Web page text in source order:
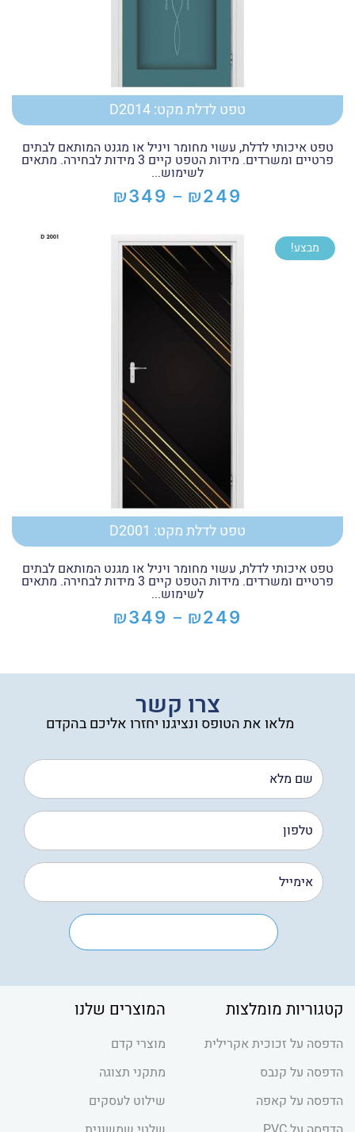
טפט לדלת מקט: D2014
טפט איכותי לדלת, עשוי מחומר ויניל או מגנט המותאם לבתים
פרטיים ומשרדים. מידות הטפט קיים 3 מידות לבחירה. מתאים
לשימוש...
₪249
–
₪349טווח
עד
⁦₪349⁩
מבצע!
טפט לדלת מקט: D2001
טפט איכותי לדלת, עשוי מחומר ויניל או מגנט המותאם לבתים
פרטיים ומשרדים. מידות הטפט קיים 3 מידות לבחירה. מתאים
לשימוש...
₪249
–
₪349טווח
עד
צרו קשר
מלאו את הטופס ונציגנו יחזרו אליכם בהקדם
קטגוריות מומלצות
הדפסה על זכוכית אקרילית
הדפסה על קנבס
הדפסה על קאפה
המוצרים שלנו
מוצרי קדם
מתקני תצוגה
שילוט לעסקים